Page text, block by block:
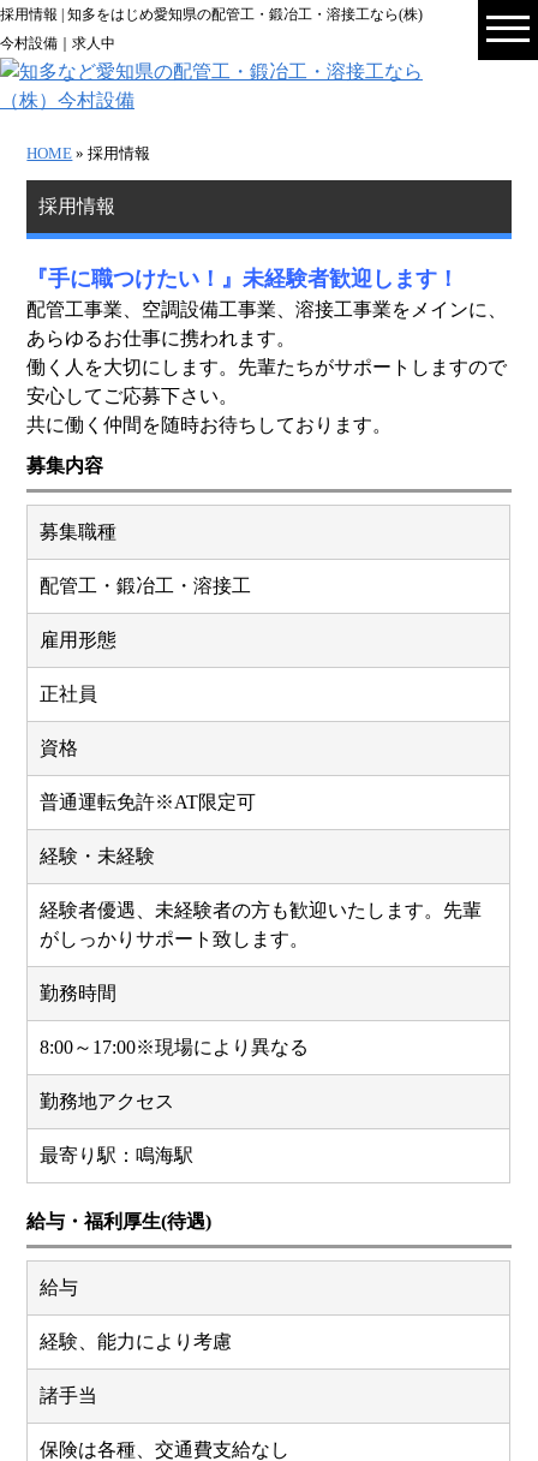
採用情報 | 知多をはじめ愛知県の配管工・鍛冶工・溶接工なら(株)
今村設備｜求人中
HOME » 採用情報
採用情報
『手に職つけたい！』未経験者歓迎します！
配管工事業、空調設備工事業、溶接工事業をメインに、
あらゆるお仕事に携われます。
働く人を大切にします。先輩たちがサポートしますので
安心してご応募下さい。
共に働く仲間を随時お待ちしております。
募集内容
募集職種
配管工・鍛冶工・溶接工
雇用形態
正社員
資格
普通運転免許※AT限定可
経験・未経験
経験者優遇、未経験者の方も歓迎いたします。先輩
がしっかりサポート致します。
勤務時間
8:00～17:00※現場により異なる
勤務地アクセス
最寄り駅：鳴海駅
給与・福利厚生(待遇)
給与
経験、能力により考慮
諸手当
保険は各種、交通費支給なし